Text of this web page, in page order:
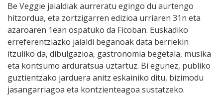
Be Veggie jaialdiak aurreratu egingo du aurtengo
hitzordua, eta zortzigarren edizioa urriaren 31n eta
azaroaren 1ean ospatuko da Ficoban. Euskadiko
erreferentziazko jaialdi beganoak data berriekin
itzuliko da, dibulgazioa, gastronomia begetala, musika
eta kontsumo arduratsua uztartuz. Bi egunez, publiko
guztientzako jarduera anitz eskainiko ditu, bizimodu
jasangarriagoa eta kontzienteagoa sustatzeko.